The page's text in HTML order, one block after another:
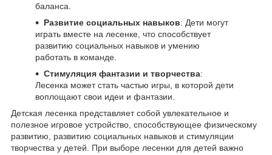
баланса.
Развитие социальных навыков: Дети могут
играть вместе на лесенке, что способствует
развитию социальных навыков и умению
работать в команде.
Стимуляция фантазии и творчества:
Лесенка может стать частью игры, в которой дети
воплощают свои идеи и фантазии.
Детская лесенка представляет собой увлекательное и
полезное игровое устройство, способствующее физическому
развитию, развитию социальных навыков и стимуляции
творчества у детей. При выборе лесенки для детей важно